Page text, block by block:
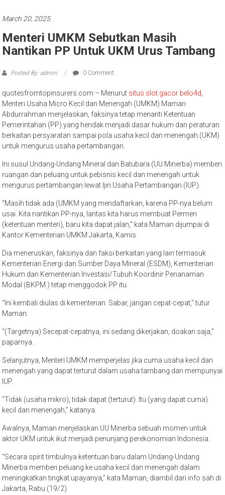
March 20, 2025
Menteri UMKM Sebutkan Masih
Nantikan PP Untuk UKM Urus Tambang
Posted By: admin 0 Comment
quotesfromtopinsurers.com – Menurut situs slot gacor belo4d
Menteri Usaha Micro Kecil dan Menengah (UMKM) Maman
Abdurrahman menjelaskan, faksinya tetap menanti Ketentuan
Pemerintahan (PP) yang hendak menjadi dasar hukum dan peraturan
berkaitan persyaratan sampai pola usaha kecil dan menengah (UKM)
untuk mengurus usaha pertambangan.
Ini susul Undang-Undang Mineral dan Batubara (UU Minerba) memberi
ruangan dan peluang untuk pebisnis kecil dan menengah untuk
mengurus pertambangan lewat Ijin Usaha Pertambangan (IUP).
“Masih tidak ada (UMKM yang mendaftarkan, karena PP-nya belum
usai. Kita nantikan PP-nya, lantas kita harus membuat Permen
(ketentuan menteri), baru kita dapat jalan,” kata Maman dijumpai di
Kantor Kementerian UMKM Jakarta, Kamis.
Dia meneruskan, faksinya dan faksi berkaitan yang lain termasuk
Kementerian Energi dan Sumber Daya Mineral (ESDM), Kementerian
Hukum dan Kementerian Investasi/Tubuh Koordinir Penanaman
Modal (BKPM ) tetap menggodok PP itu.
“Ini kembali diulas di kementerian. Sabar, jangan cepat-cepat,” tutur
Maman.
“(Targetnya) Secepat-cepatnya, ini sedang dikerjakan, doakan saja,”
paparnya.
Selanjutnya, Menteri UMKM memperjelas jika cuma usaha kecil dan
menengah yang dapat terturut dalam usaha tambang dan mempunyai
IUP.
“Tidak (usaha mikro), tidak dapat (terturut). Itu (yang dapat cuma)
kecil dan menengah,” katanya.
Awalnya, Maman menjelaskan UU Minerba sebuah momen untuk
aktor UKM untuk ikut menjadi penunjang perekonomian Indonesia.
“Secara spirit timbulnya ketentuan baru dalam Undang-Undang
Minerba memberi peluang ke usaha kecil dan menengah dalam
meningkatkan tingkat upayanya,” kata Maman, diambil dari info sah di
Jakarta, Rabu (19/2).